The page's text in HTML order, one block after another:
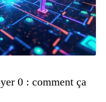
0 : comment ça